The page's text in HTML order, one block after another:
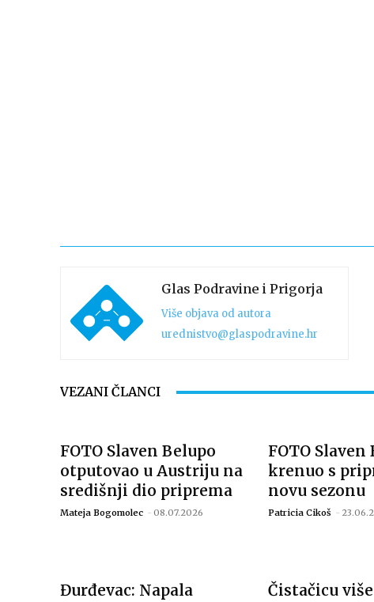
Glas Podravine i Prigorja
Više objava od autora
urednistvo@glaspodravine.hr
VEZANI ČLANCI
FOTO Slaven Belupo
otputovao u Austriju na
središnji dio priprema
Mateja Bogomolec - 08.07.2026
FOTO Slaven
krenuo s
novu sezonu
Patricia Cikoš -
Đurđevac: Napala
Čistačicu